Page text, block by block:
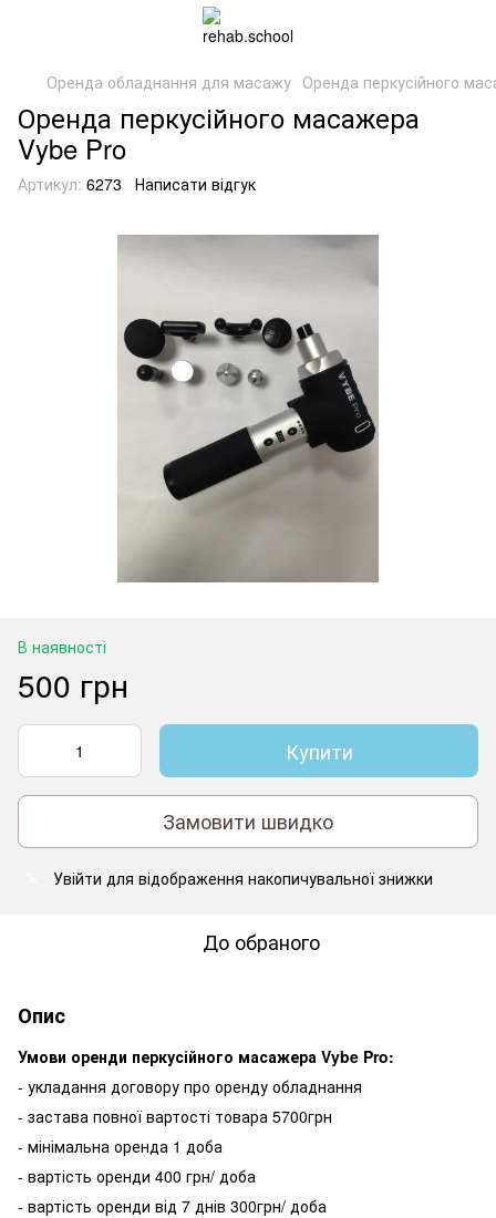
Оренда обладнання для масажу Оренда перкусійного
Оренда перкусійного масажера
Vybe Pro
Артикул: 6273 Написати відгук
В наявності
500 грн
Купити
Замовити швидко
Увійти для відображення накопичувальної знижки
До обраного
Опис
Умови оренди перкусійного масажера Vybe Pro:
- укладання договору про оренду обладнання
- застава повної вартості товара 5700грн
- мінімальна оренда 1 доба
- вартість оренди 400 грн/ доба
- вартість оренди від 7 днів 300грн/ доба